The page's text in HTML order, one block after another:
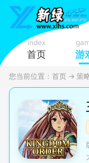
index
首页 游
您当前位置： 首页 → 策